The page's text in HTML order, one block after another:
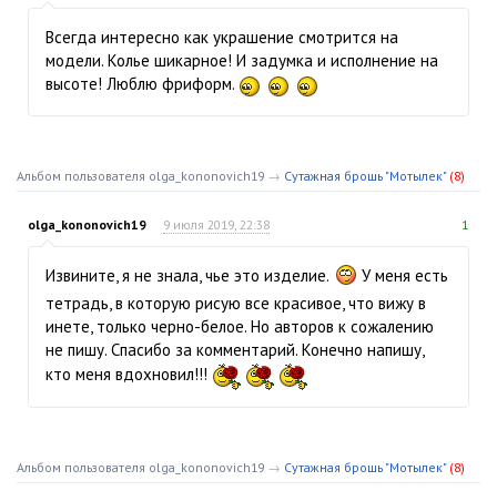
Всегда интересно как украшение смотрится на
модели. Колье шикарное! И задумка и исполнение на
высоте! Люблю фриформ.
Альбом пользователя olga_kononovich19 → Сутажная брошь "Мотылек" (8)
olga_kononovich19 9 июля 2019, 22:38 1
Извините, я не знала, чье это изделие.
У меня есть
тетрадь, в которую рисую все красивое, что вижу в
инете, только черно-белое. Но авторов к сожалению
не пишу. Спасибо за комментарий. Конечно напишу,
кто меня вдохновил!!!
Альбом пользователя olga_kononovich19 → Сутажная брошь "Мотылек" (8)